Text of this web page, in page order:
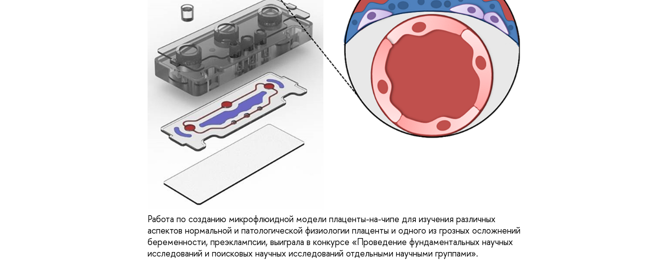
Работа по созданию микрофлюидной модели плаценты-на-чипе для изучения различных
аспектов нормальной и патологической физиологии плаценты и одного из грозных осложнений
беременности, преэклампсии, выиграла в конкурсе «Проведение фундаментальных научных
исследований и поисковых научных исследований отдельными научными группами».